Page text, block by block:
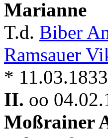
Marianne
T.d. Biber
Ramsauer
*
II. oo
Moßrainer